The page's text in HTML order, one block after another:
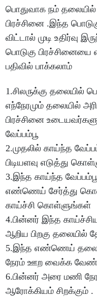
பொதுவாக நம் தலையில்
பிரச்சினை .இந்த
விட்டால் முடி உதிர்வு
பொடுகு பிரச்சினையை
பதிவில் பாக்கலாம்
1.சிலருக்கு தலையில்
எந்நேரமும் தலையில்
பிரச்சினை
வேப்பம்பூ
2.முதலில் காய்ந்த
பிடியளவு எடுத்து
3.இந்த காய்ந்த
எண்ணெய் சேர்த்து
காய்ச்சி கொள்ளுங்கள்
4.பின்னர் இந்த
ஆறிய பிறகு தலையில்
5.இந்த எண்ணெய்
நேரம் ஊற வைக்க
6.பின்னர் அரை மணி
ஆரோக்கியம் சிறக்கும் .